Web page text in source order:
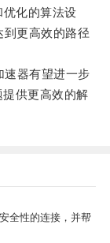
化的算法设
更高效的路径
器有望进一步
供更高效的解
全性的连接，并帮